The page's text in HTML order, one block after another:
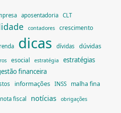
aposentadoria
CLT
contadores crescimento
dicas dívidas dúvidas
esocial estratégia estratégias
financeira
informações INSS malha fina
nota fiscal notícias obrigações